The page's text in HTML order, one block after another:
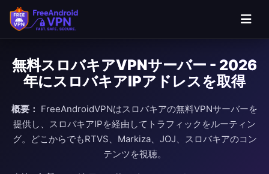
無料スロバキアVPNサーバー - 2026
年にスロバキアIPアドレスを取得
概要： FreeAndroidVPNはスロバキアの無料VPNサーバーを
提供し、スロバキアIPを経由してトラフィックをルーティン
グ。どこからでもRTVS、Markiza、JOJ、スロバキアのコン
テンツを視聴。